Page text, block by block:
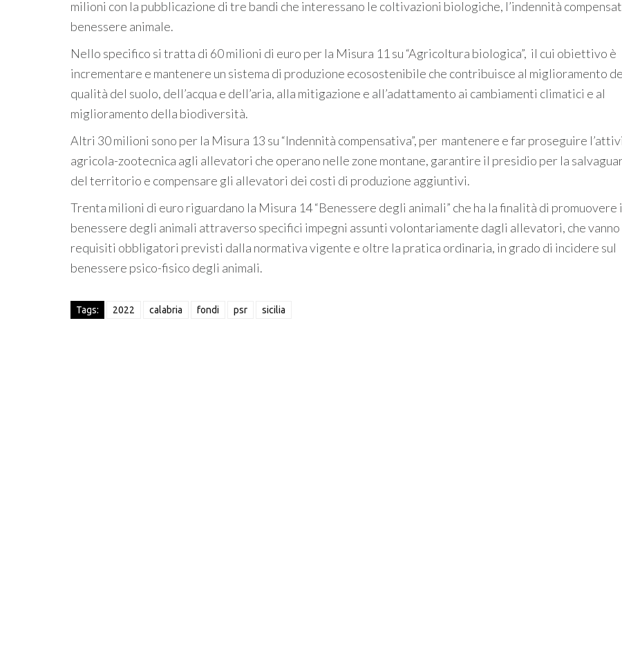
milioni con la pubblicazione di tre bandi che interessano le coltivazioni biologiche, l’indennità
benessere animale.
Nello specifico si tratta di 60 milioni di euro per la Misura 11 su “Agricoltura biologica”, il cui obiettivo è
incrementare e mantenere un sistema di produzione ecosostenibile che contribuisce al miglioramento
qualità del suolo, dell’acqua e dell’aria, alla mitigazione e all’adattamento ai cambiamenti climatici e al
miglioramento della biodiversità.
Altri 30 milioni sono per la Misura 13 su “Indennità compensativa”, per mantenere e far proseguire
agricola-zootecnica agli allevatori che operano nelle zone montane, garantire il presidio per la
del territorio e compensare gli allevatori dei costi di produzione aggiuntivi.
Trenta milioni di euro riguardano la Misura 14 “Benessere degli animali” che ha la finalità di promuovere
benessere degli animali attraverso specifici impegni assunti volontariamente dagli allevatori, che
requisiti obbligatori previsti dalla normativa vigente e oltre la pratica ordinaria, in grado di incidere sul
benessere psico-fisico degli animali.
Tags: 2022 calabria fondi psr sicilia